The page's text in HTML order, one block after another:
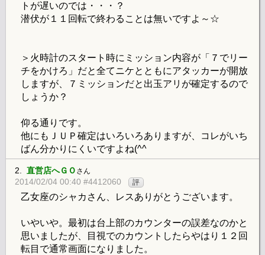
トが遅いのでは・・・？
潜伏が１１回転で終わることは無いですよ～☆
＞火時計のスタート時にミッション内容が「７でリー
チをかけろ」だと全てニケとともにアタッカーが開放
しますが、７ミッションだと出玉アリが確定するので
しょうか？
仰る通りです。
他にもＪＵＰ確定はいろいろありますが、コレがいち
ばん分かりにくいですよね(^^ゞ
2. 直営店へＧＯ さん
2014/02/04 00:40 #4412060 評
乙女座のシャカさん、レスありがとうございます。
いやいや。最初は台上部のカウンターの誤差なのかと
思いましたが、目視でのカウントしたらやはり１２回
転目で通常画面になりました。